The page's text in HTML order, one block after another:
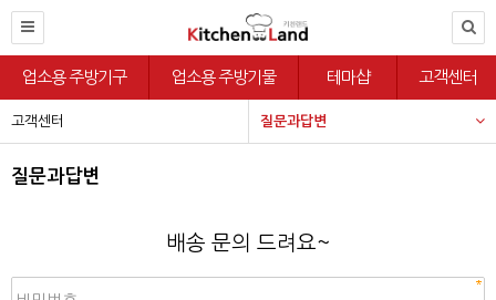
업소용 주방기구 업소용 주방기물 테마샵 고객센터
고객센터 질문과답변
질문과답변
배송 문의 드려요~